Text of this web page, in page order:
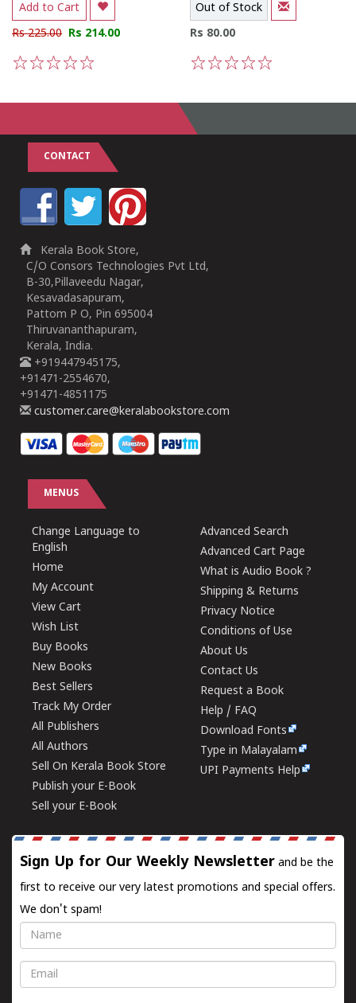
Add to Cart
Rs 225.00 Rs 214.00
Out of Stock
Rs 80.00
CONTACT
Kerala Book Store,
C/O Consors Technologies Pvt Ltd,
B-30,Pillaveedu Nagar,
Kesavadasapuram,
Pattom P O, Pin 695004
Thiruvananthapuram,
Kerala, India.
+919447945175,
+91471-2554670,
+91471-4851175
customer.care@keralabookstore.com
MENUS
Change Language to
English
Home
My Account
View Cart
Wish List
Buy Books
New Books
Best Sellers
Track My Order
All Publishers
All Authors
Sell On Kerala Book Store
Publish your E-Book
Sell your E-Book
Advanced Search
Advanced Cart Page
What is Audio Book ?
Shipping & Returns
Privacy Notice
Conditions of Use
About Us
Contact Us
Request a Book
Help / FAQ
Download Fonts
Type in Malayalam
UPI Payments Help
Sign Up for Our Weekly Newsletter and be the
first to receive our very latest promotions and special offers.
We don't spam!
Name
Email